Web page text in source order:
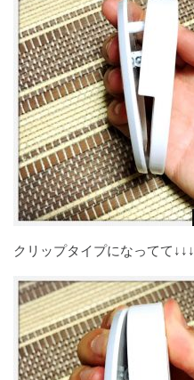
クリップタイプになってて↓↓↓